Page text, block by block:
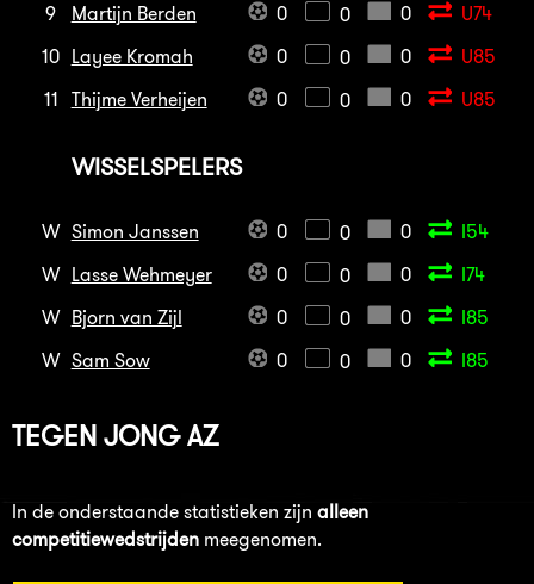
9
Martijn Berden 0 0 0
U74
10 Layee Kromah 0 0 0
U85
11
Thijme Verheijen 0 0 0 U85
WISSELSPELERS
W Simon Janssen 0 0 0
I54
W Lasse Wehmeyer 0 0 0
I74
W Bjorn van Zijl 0 0 0
I85
W Sam Sow 0 0 0 I85
TEGEN JONG AZ
In de onderstaande statistieken zijn alleen
competitiewedstrijden meegenomen.